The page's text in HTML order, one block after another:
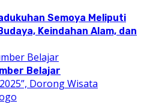
Semoya Meliputi
Keindahan Alam, dan
Belajar